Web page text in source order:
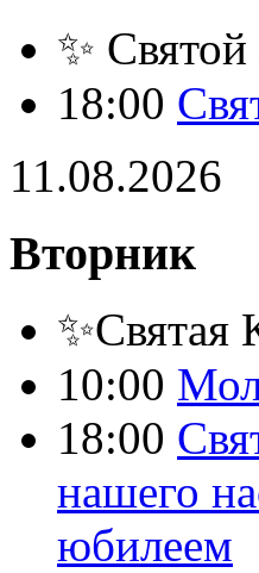
✨
18:00
11.08.2026
Вторник
✨Святая
10:00
18:00
нашего
юбилеем